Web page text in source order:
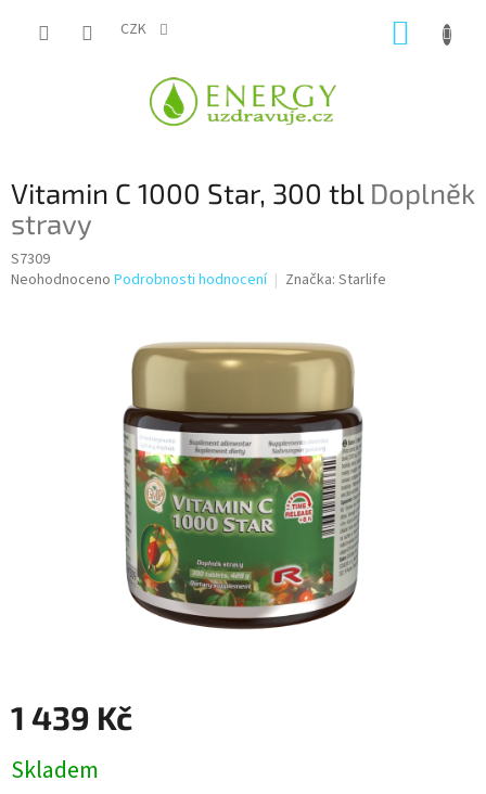
CZK
Vitamin C 1000 Star, 300 tbl Doplněk
stravy
S7309
Průměrné
Neohodnoceno Podrobnosti hodnocení Značka: Starlife
1 439 Kč
cena:
Skladem